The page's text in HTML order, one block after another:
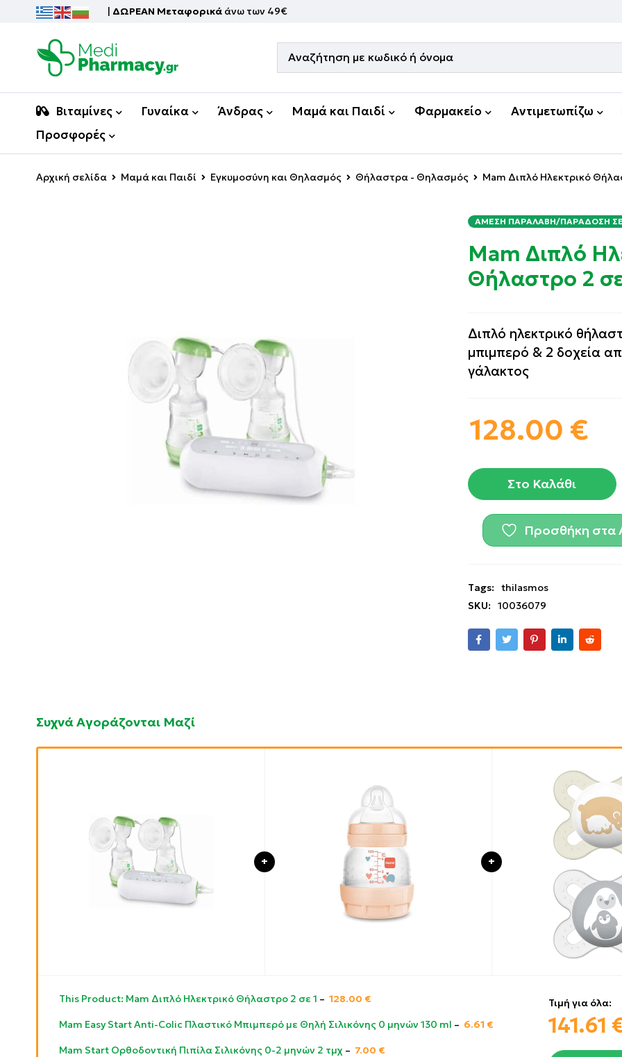
| ΔΩΡΕΑΝ Μεταφορικά άνω των 49€
Βιταμίνες Γυναίκα Άνδρας Μαμά και Παιδί Φαρμακείο Αντιμετωπίζω
Προσφορές
Αρχική σελίδα Μαμά και Παιδί Εγκυμοσύνη και Θηλασμός Θήλαστρα - Θηλασμός Mam Διπλό Ηλεκτρικό
ΆΜΕΣΗ ΠΑΡΑΛΑΒΉ/ΠΑΡΆΔΟΣΗ ΣΕ
Mam Διπλό
Θήλαστρο 2
Διπλό ηλεκτρικό
μπιμπερό & 2 δοχεία
γάλακτος
128.00 €
Στο Καλάθι
Προσθήκη στα
Tags:
thilasmos
SKU:
10036079
Συχνά Αγοράζονται Μαζί
Τιμή για όλα:
141.61
This Product: Mam Διπλό Ηλεκτρικό Θήλαστρο 2 σε 1 – 128.00 €
Mam Easy Start Anti-Colic Πλαστικό Μπιμπερό με Θηλή Σιλικόνης 0 μηνών 130 ml – 6.61 €
Mam Start Ορθοδοντική Πιπίλα Σιλικόνης 0-2 μηνών 2 τμχ – 7.00 €